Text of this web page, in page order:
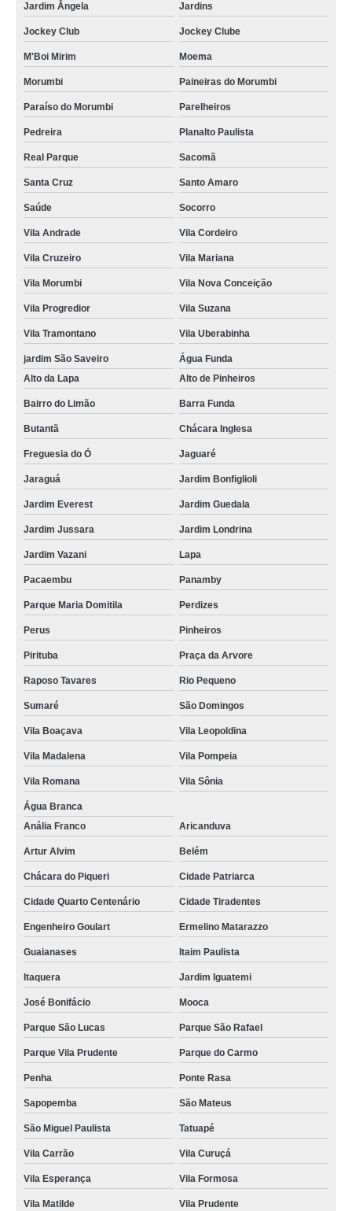
Jardim Ângela Jardins
Jockey Club Jockey Clube
M'Boi Mirim Moema
Morumbi Paineiras do Morumbi
Paraíso do Morumbi Parelheiros
Pedreira Planalto Paulista
Real Parque Sacomã
Santa Cruz Santo Amaro
Saúde Socorro
Vila Andrade Vila Cordeiro
Vila Cruzeiro Vila Mariana
Vila Morumbi Vila Nova Conceição
Vila Progredior Vila Suzana
Vila Tramontano Vila Uberabinha
jardim São Saveiro
Água Funda
Alto da Lapa
Alto de Pinheiros
Bairro do Limão Barra Funda
Butantã Chácara Inglesa
Freguesia do Ó Jaguaré
Jaraguá Jardim Bonfiglioli
Jardim Everest Jardim Guedala
Jardim Jussara Jardim Londrina
Jardim Vazani Lapa
Pacaembu Panamby
Parque Maria Domitila Perdizes
Perus Pinheiros
Pirituba Praça da Arvore
Raposo Tavares Rio Pequeno
Sumaré São Domingos
Vila Boaçava Vila Leopoldina
Vila Madalena Vila Pompeia
Vila Romana Vila Sônia
Água Branca
Anália Franco
Aricanduva
Artur Alvim Belém
Chácara do Piqueri Cidade Patriarca
Cidade Quarto Centenário Cidade Tiradentes
Engenheiro Goulart Ermelino Matarazzo
Guaianases Itaim Paulista
Itaquera Jardim Iguatemi
José Bonifácio Mooca
Parque São Lucas Parque São Rafael
Parque Vila Prudente Parque do Carmo
Penha Ponte Rasa
Sapopemba São Mateus
São Miguel Paulista Tatuapé
Vila Carrão Vila Curuçá
Vila Esperança Vila Formosa
Vila Matilde Vila Prudente